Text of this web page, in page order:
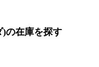
)の在庫を探す